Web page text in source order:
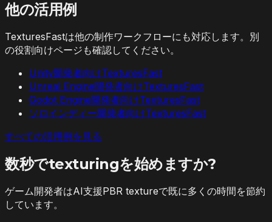
他の活用例
TexturesFastは他の制作ワークフローにも対応します。別
の役割向けページも確認してください。
Unity開発者向けTexturesFast
Unreal Engine開発者向けTexturesFast
Godot Engine開発者向けTexturesFast
ソロインディー開発者向けTexturesFast
すべての活用例を見る
数秒でtexturingを始めますか?
ゲーム開発者はAI支援PBR textureで既に多くの時間を節約
しています。